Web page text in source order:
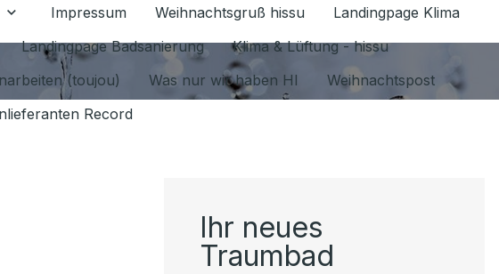
Untermenü für Datenschutz 1.6.2026 umschalten
Impressum Weihnachtsgruß hissu
Landingpage Klima
Landingpage Badsanierung
Klima & Lüftung - hissu
(toujou) Was nur wir haben HI
Weihnachtspost
Record
Ihr neues
Traumbad